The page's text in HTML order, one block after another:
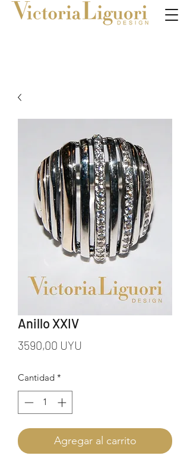
Anillo XXIV
3590,00 UYU
Cantidad *
Agregar al carrito